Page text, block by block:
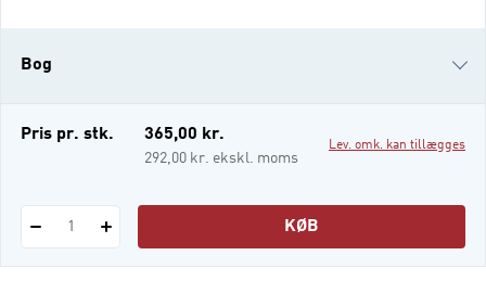
gøre ved det? Bogen er skrevet og redigeret
Bog
i-bog
Pris pr. stk. 365,00 kr.
292,00 kr. ekskl. moms
Lev. omk. kan tillægges
1 KØB